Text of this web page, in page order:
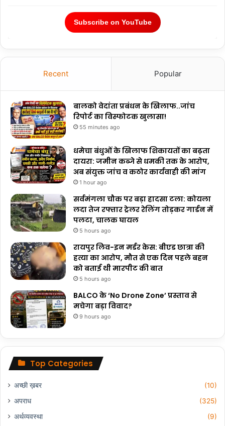
Subscribe on YouTube
Recent Popular
बालको वेदांता प्रबंधन के खिलाफ..जांच
रिपोर्ट का विस्फोटक खुलासा!
55 minutes ago
धमेचा बंधुओं के खिलाफ शिकायतों का बढ़ता
दायरा: जमीन कब्जे से धमकी तक के आरोप,
अब संयुक्त जांच व कठोर कार्यवाही की मांग
1 hour ago
सर्वमंगला चौक पर बड़ा हादसा टला: कोयला
लदा तेज रफ्तार ट्रेलर रेलिंग तोड़कर गार्डन में
पलटा, चालक घायल
5 hours ago
रायपुर लिव-इन मर्डर केस: बीएड छात्रा की
हत्या का आरोप, मौत से एक दिन पहले बहन
को बताई थी मारपीट की बात
5 hours ago
BALCO के ‘No Drone Zone’ प्रस्ताव से
मचेगा बड़ा विवाद?
9 hours ago
Top Categories
अच्छी ख़बर
(10)
अपराध
(325)
अर्थव्यवस्था
(9)